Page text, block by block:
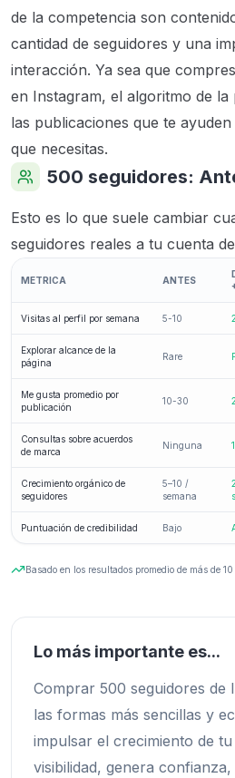
de la competencia son
cantidad de seguidores y una
interacción. Ya sea que
en Instagram, el algoritmo de
las publicaciones que te
que necesitas.
500 seguidores:
Esto es lo que suele cambiar
seguidores reales a tu cuenta
METRICA ANTES
Visitas al perfil por semana 5-10
Explorar alcance de la
página
Rare
Me gusta promedio por
publicación
10-30
Consultas sobre acuerdos
de marca
Ninguna
Crecimiento orgánico de
seguidores
5–10 /
semana
Puntuación de credibilidad Bajo
Basado en los resultados promedio de más de
Lo más importante es...
Comprar 500 seguidores de
las formas más sencillas y
impulsar el crecimiento de
visibilidad, genera confianza,